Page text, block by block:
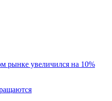
рынке увеличился на 10%